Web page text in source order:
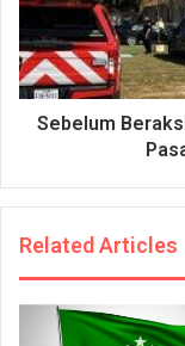
Sebelum
Related Articles